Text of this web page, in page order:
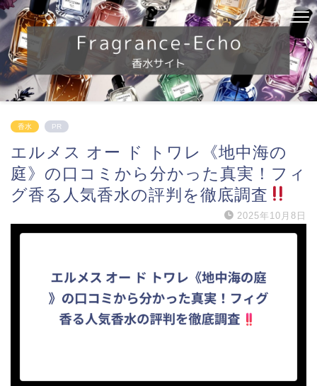
香水 PR
エルメス オー ド トワレ《地中海の
庭》の口コミから分かった真実！フィ
グ香る人気香水の評判を徹底調査
2025年10月8日